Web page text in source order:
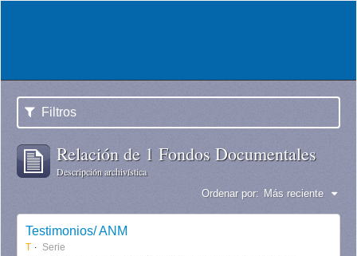
Filtros
Relación de 1 Fondos Documentales
Descripción archivística
Ordenar por: Más reciente
Testimonios/ ANM
T Serie